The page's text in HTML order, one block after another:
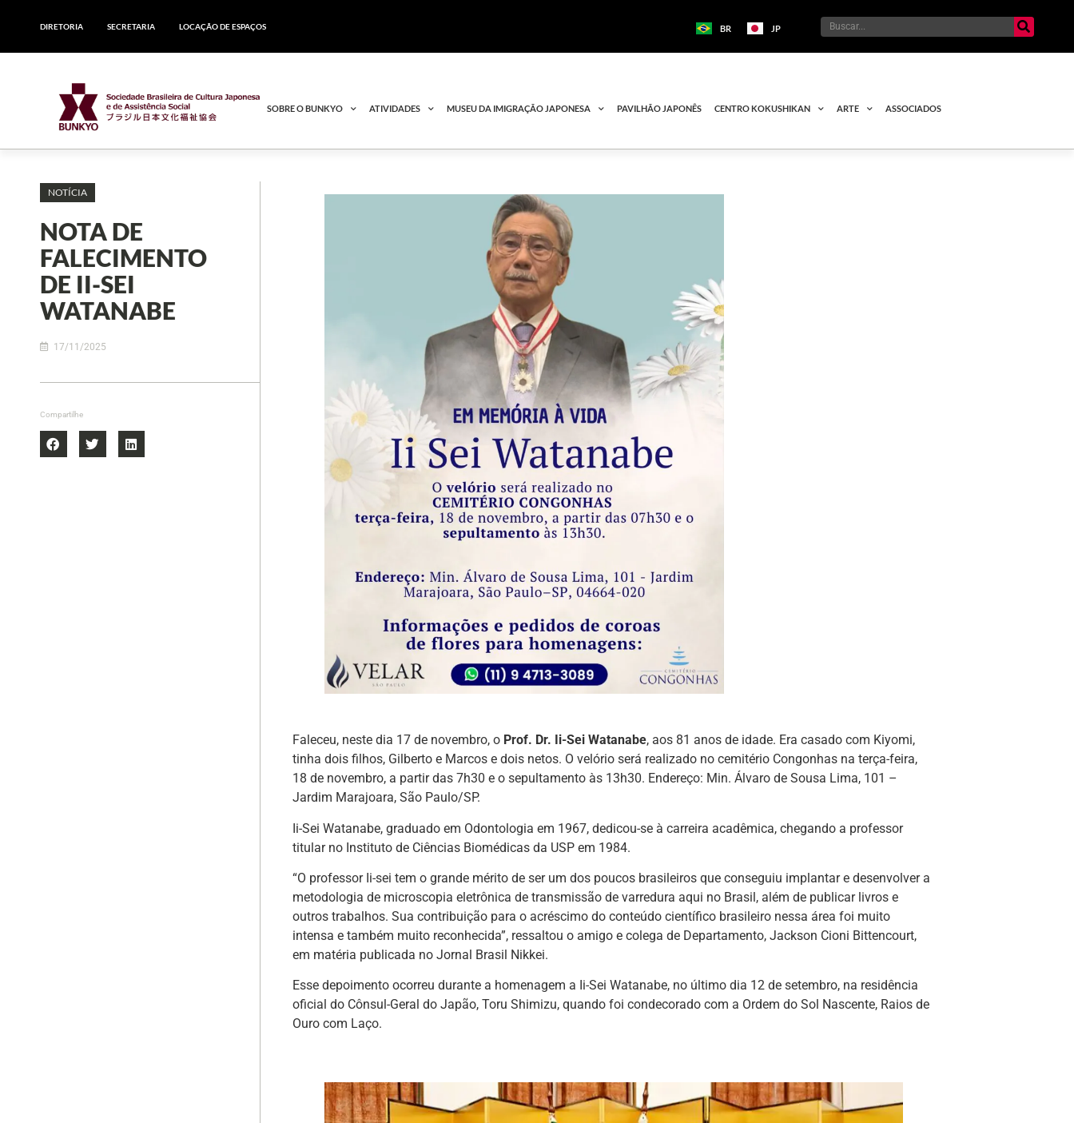
DIRETORIA SECRETARIA LOCAÇÃO DE ESPAÇOS BR JP
SOBRE O BUNKYO ATIVIDADES MUSEU DA IMIGRAÇÃO JAPONESA PAVILHÃO JAPONÊS CENTRO KOKUSHIKAN ARTE ASSOCIADOS
NOTÍCIA
NOTA DE
FALECIMENTO
DE II-SEI
WATANABE
17/11/2025
Compartilhe
Faleceu, neste dia 17 de novembro, o Prof. Dr. Ii-Sei Watanabe, aos 81 anos de idade. Era casado com Kiyomi,
tinha dois filhos, Gilberto e Marcos e dois netos. O velório será realizado no cemitério Congonhas na terça-feira,
18 de novembro, a partir das 7h30 e o sepultamento às 13h30. Endereço: Min. Álvaro de Sousa Lima, 101 –
Jardim Marajoara, São Paulo/SP.
Ii-Sei Watanabe, graduado em Odontologia em 1967, dedicou-se à carreira acadêmica, chegando a professor
titular no Instituto de Ciências Biomédicas da USP em 1984.
“O professor Ii-sei tem o grande mérito de ser um dos poucos brasileiros que conseguiu implantar e desenvolver a
metodologia de microscopia eletrônica de transmissão de varredura aqui no Brasil, além de publicar livros e
outros trabalhos. Sua contribuição para o acréscimo do conteúdo científico brasileiro nessa área foi muito
intensa e também muito reconhecida”, ressaltou o amigo e colega de Departamento, Jackson Cioni Bittencourt,
em matéria publicada no Jornal Brasil Nikkei.
Esse depoimento ocorreu durante a homenagem a Ii-Sei Watanabe, no último dia 12 de setembro, na residência
oficial do Cônsul-Geral do Japão, Toru Shimizu, quando foi condecorado com a Ordem do Sol Nascente, Raios de
Ouro com Laço.